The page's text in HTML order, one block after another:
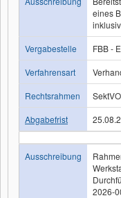
eines
Vergabestelle
FBB -
Verfahrensart
Rechtsrahmen
SektVO
Abgabefrist
Ausschreibung
2026-